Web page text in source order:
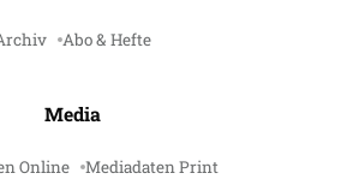
Abo & Hefte
Media
Online Mediadaten Print